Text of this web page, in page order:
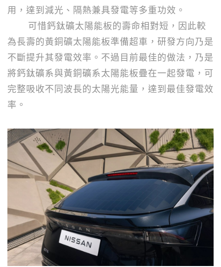
用，達到減光、隔熱兼具發電等多重功效。
可惜鈣鈦礦太陽能板的壽命相對短，因此較
為長壽的黃銅礦太陽能板準備超車，研發方向乃是
不斷提升其發電效率。不過目前最佳的做法，乃是
將鈣鈦礦系與黃銅礦系太陽能板疊在一起發電，可
完整吸收不同波長的太陽光能量，達到最佳發電效
率。